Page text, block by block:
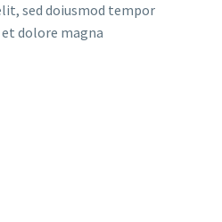
sed doiusmod tempor
dolore magna